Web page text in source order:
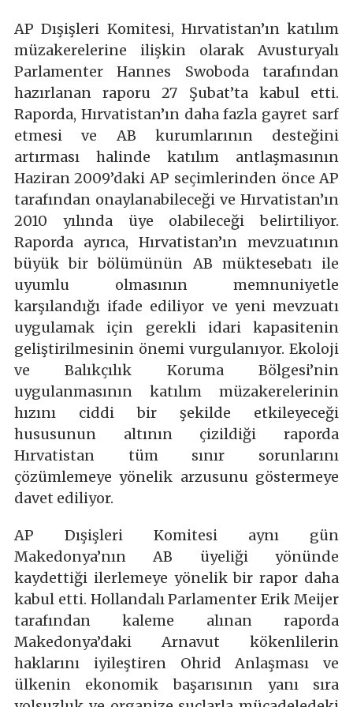
AP Dışişleri Komitesi, Hırvatistan’ın katılım
müzakerelerine ilişkin olarak Avusturyalı
Parlamenter Hannes Swoboda tarafından
hazırlanan raporu 27 Şubat’ta kabul etti.
Raporda, Hırvatistan’ın daha fazla gayret sarf
etmesi ve AB kurumlarının desteğini
artırması halinde katılım antlaşmasının
Haziran 2009’daki AP seçimlerinden önce AP
tarafından onaylanabileceği ve Hırvatistan’ın
2010 yılında üye olabileceği belirtiliyor.
Raporda ayrıca, Hırvatistan’ın mevzuatının
büyük bir bölümünün AB müktesebatı ile
uyumlu olmasının memnuniyetle
karşılandığı ifade ediliyor ve yeni mevzuatı
uygulamak için gerekli idari kapasitenin
geliştirilmesinin önemi vurgulanıyor. Ekoloji
ve Balıkçılık Koruma Bölgesi’nin
uygulanmasının katılım müzakerelerinin
hızını ciddi bir şekilde etkileyeceği
hususunun altının çizildiği raporda
Hırvatistan tüm sınır sorunlarını
çözümlemeye yönelik arzusunu göstermeye
davet ediliyor.
AP Dışişleri Komitesi aynı gün
Makedonya’nın AB üyeliği yönünde
kaydettiği ilerlemeye yönelik bir rapor daha
kabul etti. Hollandalı Parlamenter Erik Meijer
tarafından kaleme alınan raporda
Makedonya’daki Arnavut kökenlilerin
haklarını iyileştiren Ohrid Anlaşması ve
ülkenin ekonomik başarısının yanı sıra